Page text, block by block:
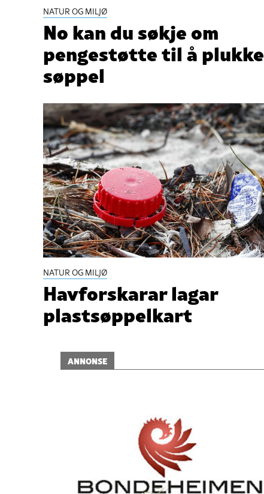
NATUR OG MILJØ
No kan du søkje om
pengestøtte til å plukke
søppel
NATUR OG MILJØ
Havforskarar lagar
plastsøppelkart
ANNONSE